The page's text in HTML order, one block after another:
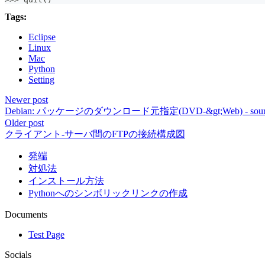
Tags:
Eclipse
Linux
Mac
Python
Setting
Newer post
Debian: パッケージのダウンロード元指定(DVD-&gt;Web) -
Older post
クライアント-サーバ間のFTPの接続構成図
発端
対処法
インストール方法
Pythonへのシンボリックリンクの作成
Documents
Test Page
Socials